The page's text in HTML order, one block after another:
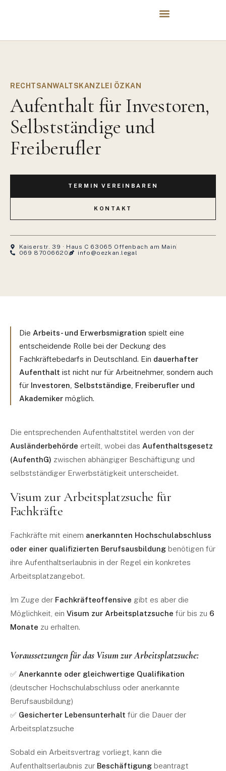
RECHTSANWALTSKANZLEI ÖZKAN
Aufenthalt für Investoren,
Selbstständige und
Freiberufler
TERMIN VEREINBAREN
KONTAKT
Kaiserstr. 39 · Haus C 63065 Offenbach am Main
069 87006620
info@oezkan.legal
Die Arbeits- und Erwerbsmigration spielt eine
entscheidende Rolle bei der Deckung des
Fachkräftebedarfs in Deutschland. Ein dauerhafter
Aufenthalt ist nicht nur für Arbeitnehmer, sondern auch
für Investoren, Selbstständige, Freiberufler und
Akademiker möglich.
Die entsprechenden Aufenthaltstitel werden von der
Ausländerbehörde erteilt, wobei das Aufenthaltsgesetz
(AufenthG) zwischen abhängiger Beschäftigung und
selbstständiger Erwerbstätigkeit unterscheidet.
Visum zur Arbeitsplatzsuche für
Fachkräfte
Fachkräfte mit einem anerkannten Hochschulabschluss
oder einer qualifizierten Berufsausbildung benötigen für
ihre Aufenthaltserlaubnis in der Regel ein konkretes
Arbeitsplatzangebot.
Im Zuge der Fachkräfteoffensive gibt es aber die
Möglichkeit, ein Visum zur Arbeitsplatzsuche für bis zu 6
Monate zu erhalten.
Voraussetzungen für das Visum zur Arbeitsplatzsuche:
✅ Anerkannte oder gleichwertige Qualifikation
(deutscher Hochschulabschluss oder anerkannte
Berufsausbildung)
✅ Gesicherter Lebensunterhalt für die Dauer der
Arbeitsplatzsuche
Sobald ein Arbeitsvertrag vorliegt, kann die
Aufenthaltserlaubnis zur Beschäftigung beantragt